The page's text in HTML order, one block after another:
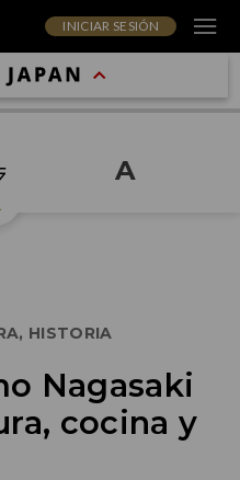
INICIAR SESIÓN
A
HISTORIA
Nagasaki
cocina y